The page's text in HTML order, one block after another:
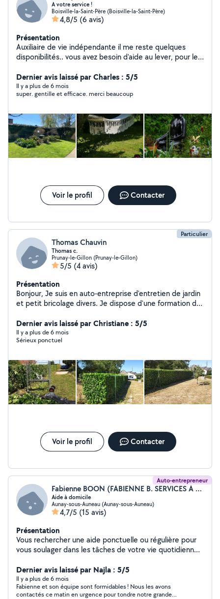
A votre service !
Boisville-la-Saint-Père (Boisville-la-Saint-Père)
4,8/5 (6 avis)
Présentation
Auxiliaire de vie indépendante il me reste quelques
disponibilités.. vous avez besoin d'aide au lever, pour les
dans vos taches administratives ou aide au rangement
Dernier avis laissé par Charles : 5/5
Il y a plus de 6 mois
super. gentille et efficace. merci beaucoup
Voir le profil Contacter
Particulier
Thomas Chauvin
Thomas c.
Prunay-le-Gillon (Prunay-le-Gillon)
5/5 (4 avis)
Présentation
Bonjour, Je suis en auto-entreprise d'entretien de jardin
et petit bricolage divers. Je dispose d'une formation de
véhiculé et assez équipé en matériel.
Dernier avis laissé par Christiane : 5/5
Il y a plus de 6 mois
Sérieux ponctuel
Voir le profil Contacter
Auto-entrepreneur
Fabienne BOON (FABIENNE B. SERVICES A DOMICILE)
Aide à domicile
Aunay-sous-Auneau (Aunay-sous-Auneau)
4,7/5 (15 avis)
Présentation
Vous rechercher une aide ponctuelle ou régulière pour
vous soulager dans les tâches de votre vie quotidienne,
prestations adaptées pour toute les catégories de
personnes âgées, futures mamans, accidentés, salariés,
ou retraités...)p
Dernier avis laissé par Najla : 5/5
Il y a plus de 6 mois
Fabienne et son équipe sont formidables ! Nous les avons
contactés ce matin en urgence pour tondre notre grande